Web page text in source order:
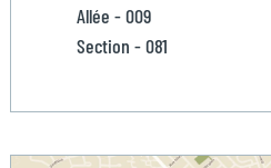
Allée - 009
Section - 081